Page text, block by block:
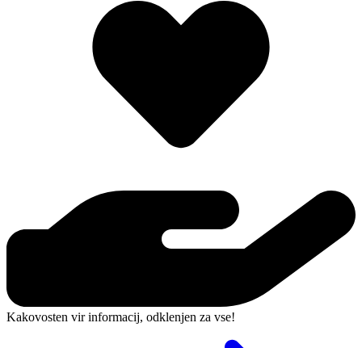
Kakovosten vir informacij, odklenjen za vse!